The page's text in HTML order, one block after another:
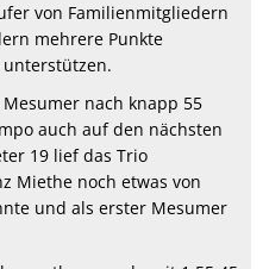
von Familienmitgliedern
mehrere Punkte
unterstützen.
nach knapp 55
auch auf den nächsten
19 lief das Trio
Miethe noch etwas von
und als erster Mesumer